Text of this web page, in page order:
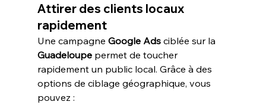
Attirer des clients locaux
rapidement
Une campagne Google Ads ciblée sur la
Guadeloupe permet de toucher
rapidement un public local. Grâce à des
options de ciblage géographique, vous
pouvez :